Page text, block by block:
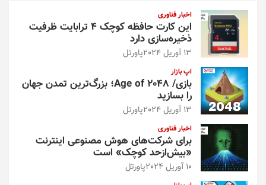
اخبار فناوری
این کارت حافظه کوچک ۴ ترابایت ظرفیت
ذخیره‌سازی دارد
13 آوریل 2024 پاورتل
اپ بازار
بازی/ Age of 2048؛ بزرگ‌ترین تمدن جهان
را بسازید
13 آوریل 2024 پاورتل
اخبار فناوری
برای شرکت‌های هوش مصنوعی اینترنت
«بیش‌از‌حد کوچک» است
10 آوریل 2024 پاورتل